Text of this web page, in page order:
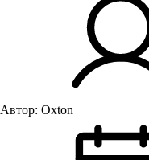
Автор: Oxton